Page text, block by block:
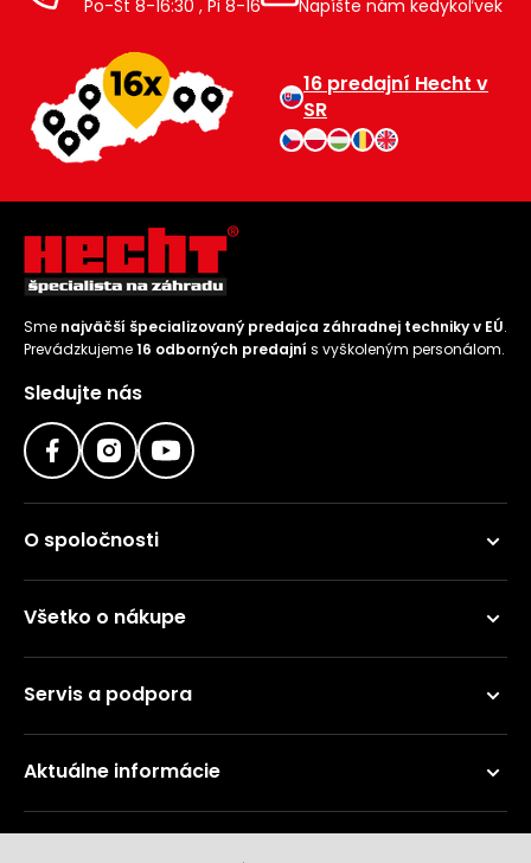
Po-Št 8-16:30 , Pi 8-16 Napíšte nám kedykoľvek
16 predajní Hecht v
SR
Sme najväčší špecializovaný predajca záhradnej techniky v EÚ.
Prevádzkujeme16 odborných predajní s vyškoleným personálom.
Sledujte nás
O spoločnosti
Všetko o nákupe
Servis a podpora
Aktuálne informácie